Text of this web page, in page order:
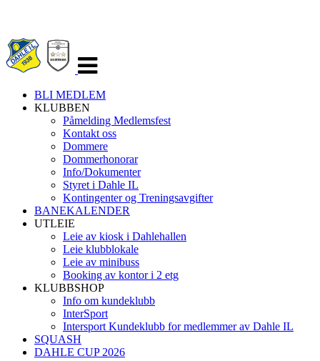
navigasjon
BLI MEDLEM
KLUBBEN
Påmelding Medlemsfest
Kontakt oss
Dommere
Dommerhonorar
Info/Dokumenter
Styret i Dahle IL
Kontingenter og Treningsavgifter
BANEKALENDER
UTLEIE
Leie av kiosk i Dahlehallen
Leie klubblokale
Leie av minibuss
Booking av kontor i 2 etg
KLUBBSHOP
Info om kundeklubb
InterSport
Intersport Kundeklubb for medlemmer av Dahle IL
SQUASH
DAHLE CUP 2026